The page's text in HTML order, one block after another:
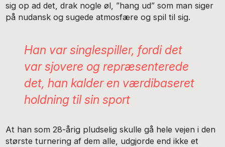
sig op ad det, drak nogle øl, ”hang ud” som man siger
på nudansk og sugede atmosfære og spil til sig.
Han var singlespiller, fordi det
var sjovere og repræsenterede
det, han kalder en værdibaseret
holdning til sin sport
At han som 28-årig pludselig skulle gå hele vejen i den
største turnering af dem alle, udgjorde end ikke et